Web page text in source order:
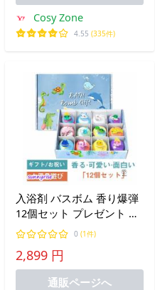
Cosy Zone
4.55 (335件)
入浴剤 バスボム 香り爆弾
12個セット プレゼント 詰
め合わせ クリスマス バス
ソルト ボール おもちゃ 温
泉 お風呂 女性 男性 子供
誕生日 友達 卒業ギフト 潤
0 (1件)
2,899 円
通販ページへ